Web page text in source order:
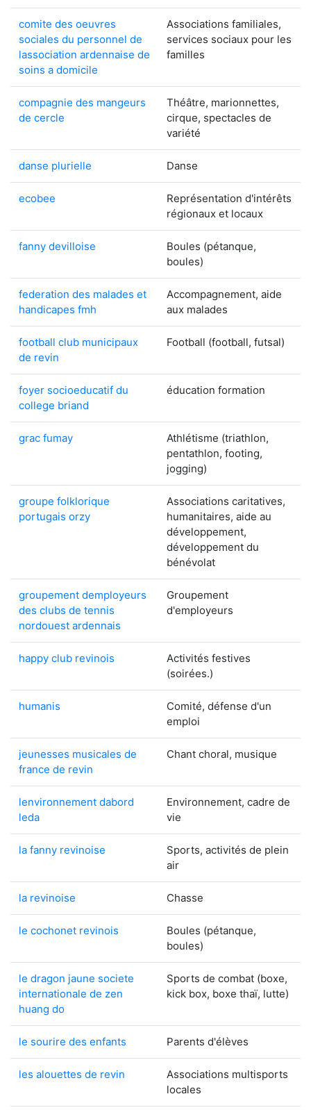
comite des oeuvres
sociales du personnel de
lassociation ardennaise de
soins a domicile
Associations familiales,
services sociaux pour les
familles
compagnie des mangeurs
de cercle
Théâtre, marionnettes,
cirque, spectacles de
variété
danse plurielle Danse
ecobee
Représentation d'intérêts
régionaux et locaux
fanny devilloise
Boules (pétanque,
boules)
federation des malades et
handicapes fmh
Accompagnement, aide
aux malades
football club municipaux
de revin
Football (football, futsal)
foyer socioeducatif du
college briand
éducation formation
grac fumay
Athlétisme (triathlon,
pentathlon, footing,
jogging)
groupe folklorique
portugais orzy
Associations caritatives,
humanitaires, aide au
développement,
développement du
bénévolat
groupement demployeurs
des clubs de tennis
nordouest ardennais
Groupement
d'employeurs
happy club revinois
Activités festives
(soirées.)
humanis
Comité, défense d'un
emploi
jeunesses musicales de
france de revin
Chant choral, musique
lenvironnement dabord
leda
Environnement, cadre de
vie
la fanny revinoise
Sports, activités de plein
air
la revinoise Chasse
le cochonet revinois
Boules (pétanque,
boules)
le dragon jaune societe
internationale de zen
huang do
Sports de combat (boxe,
kick box, boxe thaï, lutte)
le sourire des enfants Parents d'élèves
les alouettes de revin
Associations multisports
locales